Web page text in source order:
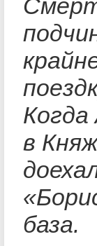
Когда
в
база.